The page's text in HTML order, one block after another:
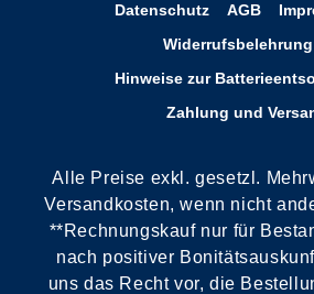
Datenschutz AGB
Widerrufsbelehrung
Hinweise zur
Zahlung und
Alle Preise exkl. gesetzl.
Versandkosten, wenn nicht
**Rechnungskauf nur für
nach positiver
uns das Recht vor, die